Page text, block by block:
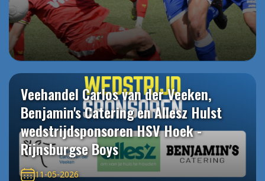
Veehandel Carlos van der Veeken,
Benjamin's Catering en Allesz Hulst
wedstrijdsponsoren HSV Hoek -
Rijnsburgse Boys
11-05-2026